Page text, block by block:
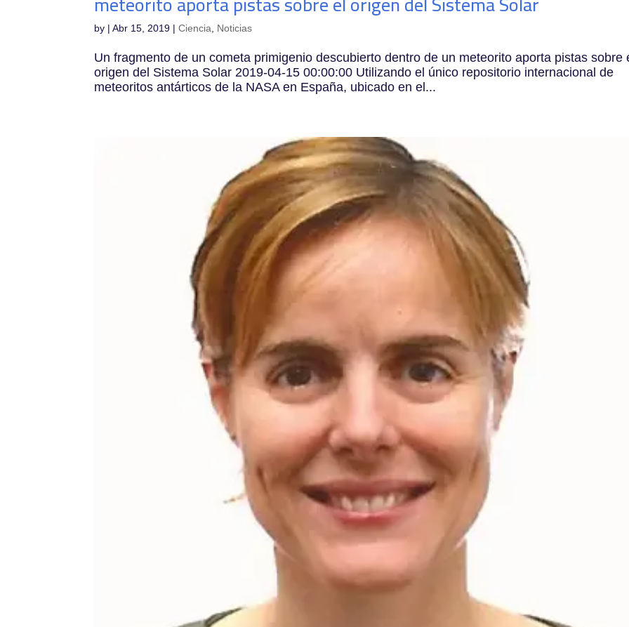
by |Abr 15, 2019 |Ciencia, Noticias
Un fragmento de un cometa primigenio descubierto dentro de un meteorito aporta pistas sobre
origen del Sistema Solar 2019-04-15 00:00:00 Utilizando el único repositorio internacional de
meteoritos antárticos de la NASA en España, ubicado en el...